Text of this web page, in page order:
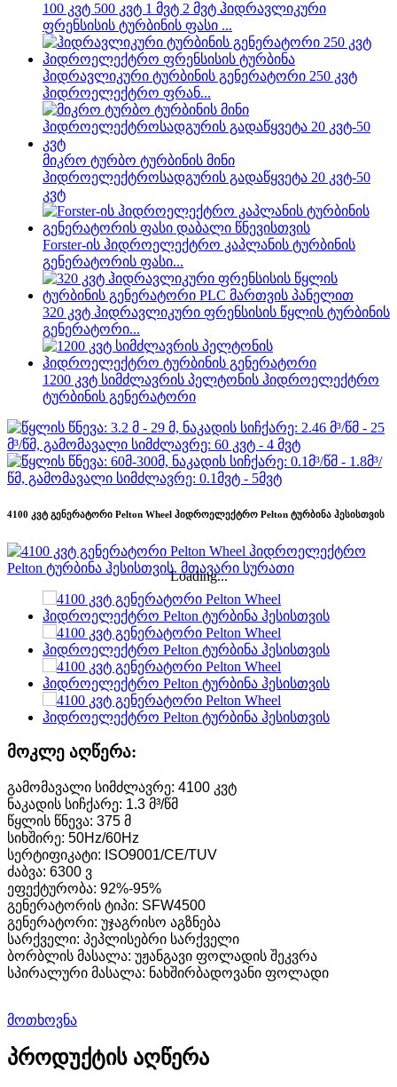
100 კვტ 500 კვტ 1 მვტ 2 მვტ ჰიდრავლიკური
ფრენსისის ტურბინის ფასი ...
ჰიდრავლიკური ტურბინის გენერატორი 250 კვტ
ჰიდროელექტრო ფრან...
მიკრო ტურბო ტურბინის მინი
ჰიდროელექტროსადგურის გადაწყვეტა 20 კვტ-50
კვტ
Forster-ის ჰიდროელექტრო კაპლანის ტურბინის
გენერატორის ფასი...
320 კვტ ჰიდრავლიკური ფრენსისის წყლის ტურბინის
გენერატორი...
1200 კვტ სიმძლავრის პელტონის ჰიდროელექტრო
ტურბინის გენერატორი
4100 კვტ გენერატორი Pelton Wheel ჰიდროელექტრო Pelton ტურბინა ჰესისთვის
Loading...
მოკლე აღწერა:
გამომავალი სიმძლავრე: 4100 კვტ
ნაკადის სიჩქარე: 1.3 მ³/წმ
წყლის წნევა: 375 მ
სიხშირე: 50Hz/60Hz
სერტიფიკატი: ISO9001/CE/TUV
ძაბვა: 6300 ვ
ეფექტურობა: 92%-95%
გენერატორის ტიპი: SFW4500
გენერატორი: უჯაგრისო აგზნება
სარქველი: პეპლისებრი სარქველი
ბორბლის მასალა: უჟანგავი ფოლადის შეკვრა
სპირალური მასალა: ნახშირბადოვანი ფოლადი
მოთხოვნა
პროდუქტის აღწერა